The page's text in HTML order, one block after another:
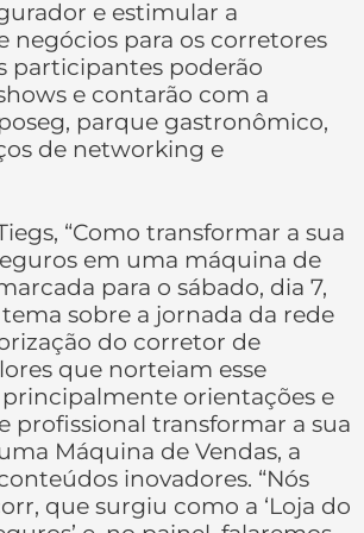
e estimular a
negócios para os corretores
participantes poderão
e contarão com a
parque gastronômico,
de networking e
“Como transformar a sua
em uma máquina de
para o sábado, dia 7,
tema sobre a jornada da rede
do corretor de
que norteiam esse
principalmente orientações e
profissional transformar a sua
Máquina de Vendas, a
inovadores. “Nós
que surgiu como a ‘Loja do